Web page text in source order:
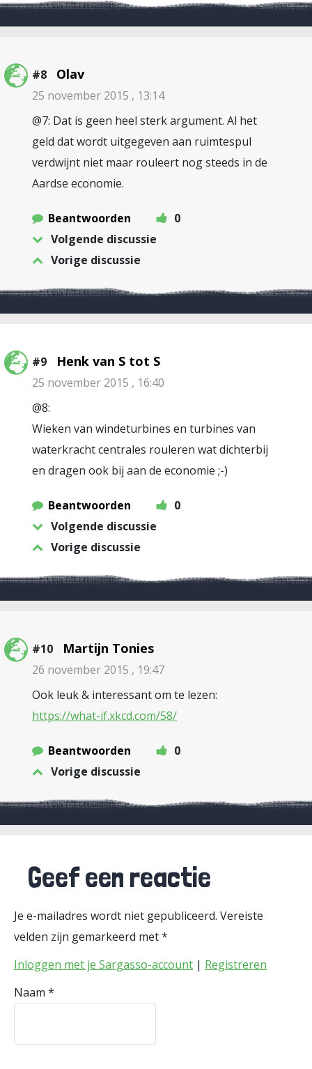
#8 Olav
25 november 2015 , 13:14
@7: Dat is geen heel sterk argument. Al het
geld dat wordt uitgegeven aan ruimtespul
verdwijnt niet maar rouleert nog steeds in de
Aardse economie.
Beantwoorden
0
Volgende discussie
Vorige discussie
#9 Henk van S tot S
25 november 2015 , 16:40
@8:
Wieken van windeturbines en turbines van
waterkracht centrales rouleren wat dichterbij
en dragen ook bij aan de economie ;-)
Beantwoorden
0
Volgende discussie
Vorige discussie
#10 Martijn Tonies
26 november 2015 , 19:47
Ook leuk & interessant om te lezen:
https://what-if.xkcd.com/58/
Beantwoorden
0
Vorige discussie
Geef een reactie
Je e-mailadres wordt niet gepubliceerd. Vereiste
velden zijn gemarkeerd met*
Inloggen met je Sargasso-account | Registreren
Naam *